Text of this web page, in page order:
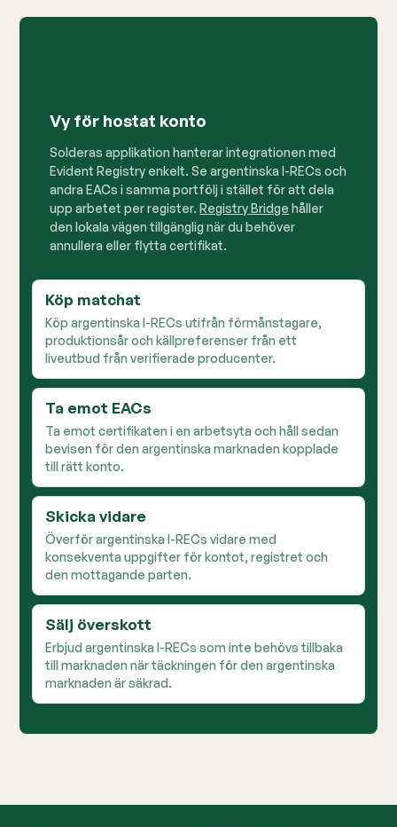
Köp matchat
Köp argentinska I-RECs utifrån förmånstagare,
produktionsår och källpreferenser från ett
liveutbud från verifierade producenter.
Ta emot EACs
Ta emot certifikaten i en arbetsyta och håll sedan
bevisen för den argentinska marknaden kopplade
till rätt konto.
Vy för hostat konto
Solderas applikation hanterar integrationen med
Evident Registry enkelt. Se argentinska I-RECs och
andra EACs i samma portfölj i stället för att dela
upp arbetet per register.Registry Bridge håller
den lokala vägen tillgänglig när du behöver
annullera eller flytta certifikat.
Skicka vidare
Överför argentinska I-RECs vidare med
konsekventa uppgifter för kontot, registret och
den mottagande parten.
Sälj överskott
Erbjud argentinska I-RECs som inte behövs tillbaka
till marknaden när täckningen för den argentinska
marknaden är säkrad.